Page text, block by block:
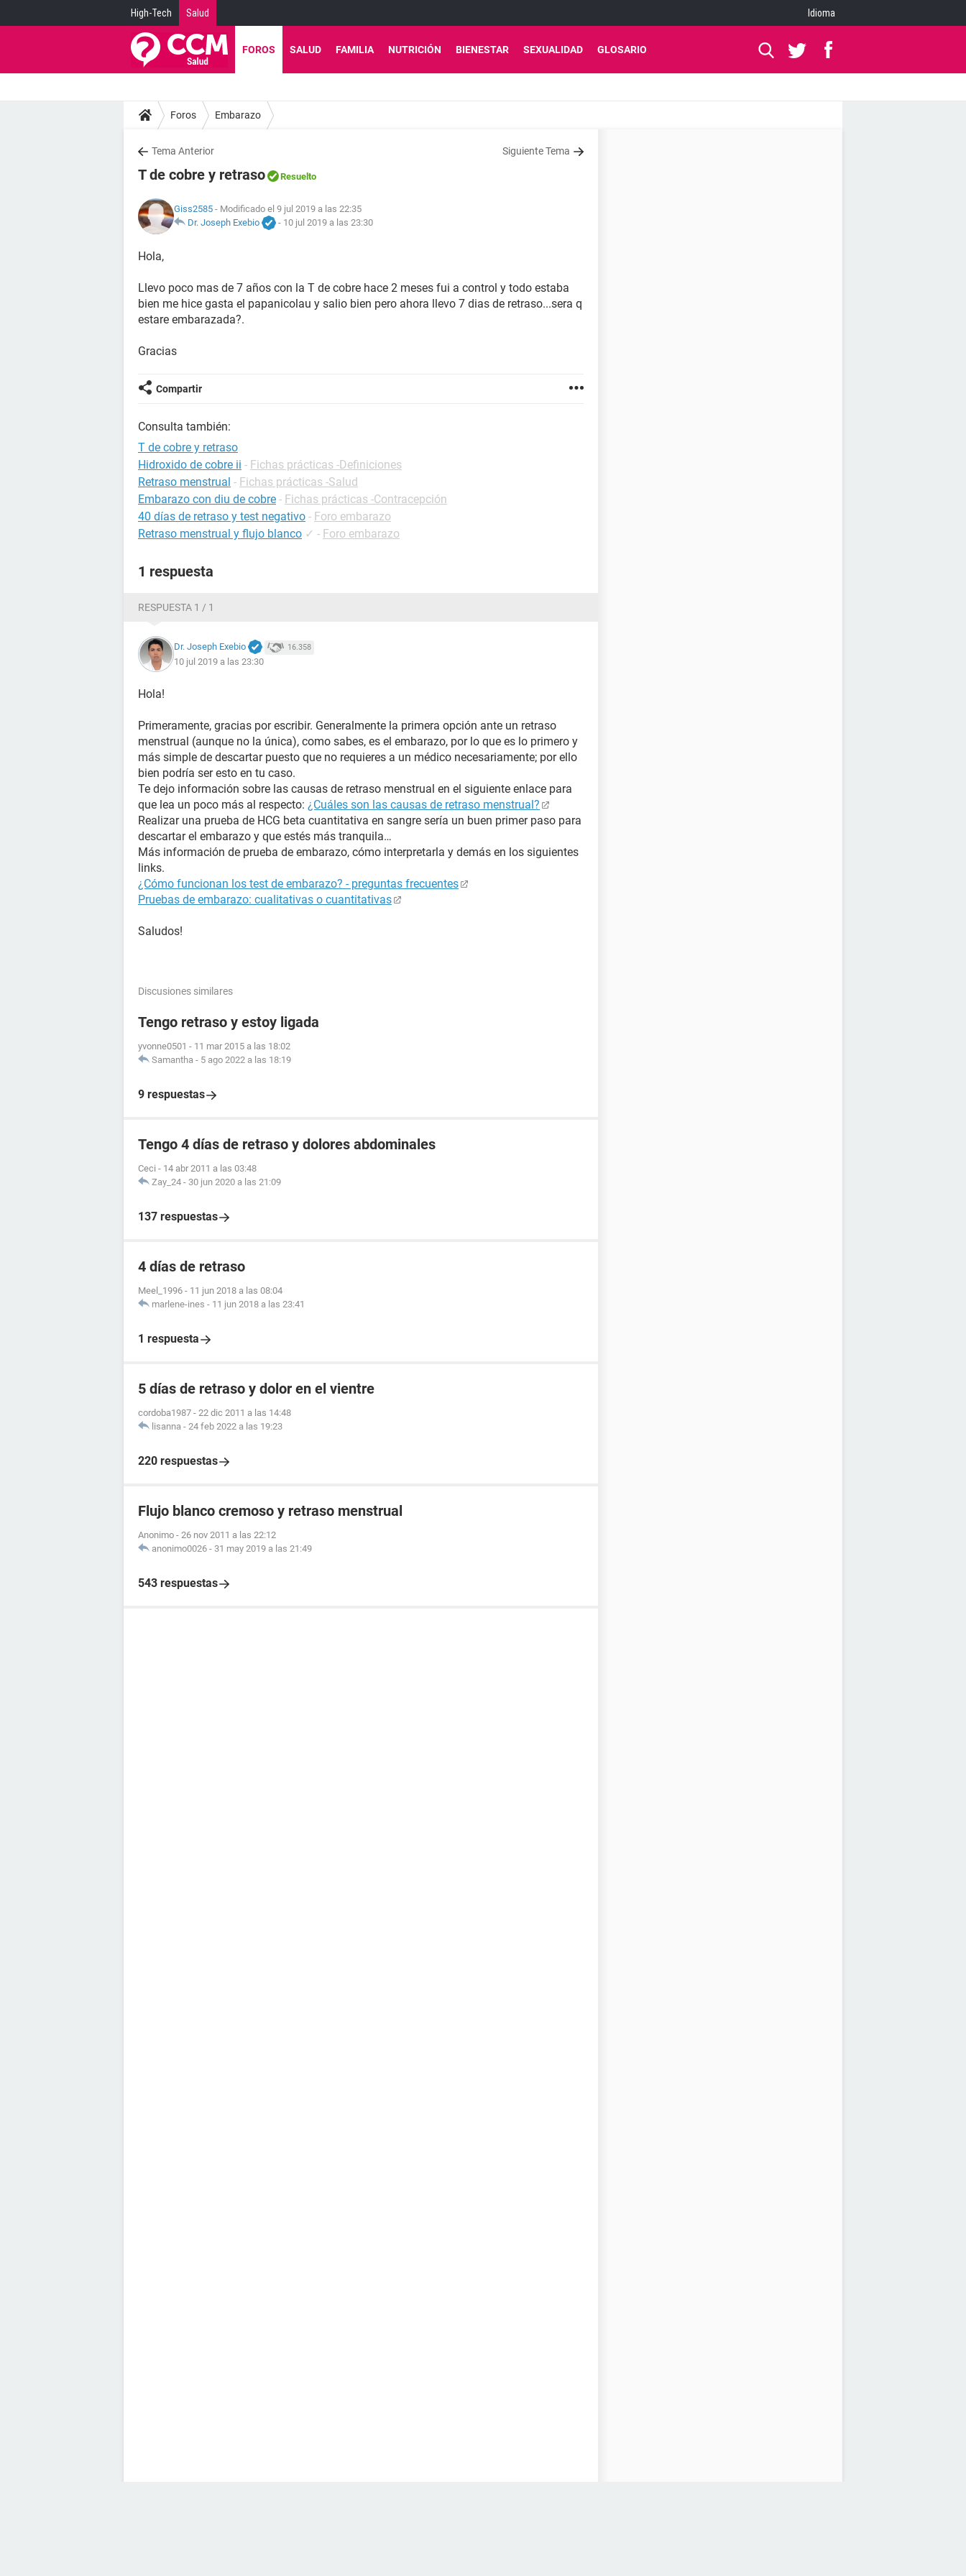
High-Tech Salud Idioma
FOROS SALUD FAMILIA NUTRICIÓN BIENESTAR SEXUALIDAD GLOSARIO
Foros Embarazo
Tema Anterior Siguiente Tema
T de cobre y retraso Resuelto
Giss2585 - Modificado el 9 jul 2019 a las 22:35
Dr. Joseph Exebio
- 10 jul 2019 a las 23:30
Hola,
Llevo poco mas de 7 años con la T de cobre hace 2 meses fui a control y todo estaba
bien me hice gasta el papanicolau y salio bien pero ahora llevo 7 dias de retraso...sera q
estare embarazada?.
Gracias
Compartir
Consulta también:
T de cobre y retraso
Hidroxido de cobre ii - Fichas prácticas -Definiciones
Retraso menstrual - Fichas prácticas -Salud
Embarazo con diu de cobre - Fichas prácticas -Contracepción
40 días de retraso y test negativo - Foro embarazo
Retraso menstrual y flujo blanco ✓ - Foro embarazo
1 respuesta
RESPUESTA 1 / 1
Dr. Joseph Exebio 16.358
10 jul 2019 a las 23:30
Hola!
Primeramente, gracias por escribir. Generalmente la primera opción ante un retraso
menstrual (aunque no la única), como sabes, es el embarazo, por lo que es lo primero y
más simple de descartar puesto que no requieres a un médico necesariamente; por ello
bien podría ser esto en tu caso.
Te dejo información sobre las causas de retraso menstrual en el siguiente enlace para
que lea un poco más al respecto: ¿Cuáles son las causas de retraso menstrual?
Realizar una prueba de HCG beta cuantitativa en sangre sería un buen primer paso para
descartar el embarazo y que estés más tranquila…
Más información de prueba de embarazo, cómo interpretarla y demás en los siguientes
links.
¿Cómo funcionan los test de embarazo? - preguntas frecuentes
Pruebas de embarazo: cualitativas o cuantitativas
Saludos!
Discusiones similares
Tengo retraso y estoy ligada
yvonne0501 - 11 mar 2015 a las 18:02
Samantha - 5 ago 2022 a las 18:19
9 respuestas
Tengo 4 días de retraso y dolores abdominales
Ceci - 14 abr 2011 a las 03:48
Zay_24 - 30 jun 2020 a las 21:09
137 respuestas
4 días de retraso
Meel_1996 - 11 jun 2018 a las 08:04
marlene-ines - 11 jun 2018 a las 23:41
1 respuesta
5 días de retraso y dolor en el vientre
cordoba1987 - 22 dic 2011 a las 14:48
lisanna - 24 feb 2022 a las 19:23
220 respuestas
Flujo blanco cremoso y retraso menstrual
Anonimo - 26 nov 2011 a las 22:12
anonimo0026 - 31 may 2019 a las 21:49
543 respuestas